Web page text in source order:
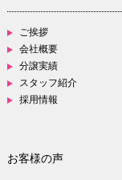
ご挨拶
会社概要
分譲実績
スタッフ紹介
採用情報
お客様の声